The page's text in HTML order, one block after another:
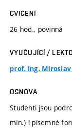
CVIČENÍ
26 hod., povinná
VYUČUJÍCÍ /
prof. Ing. Miroslav
OSNOVA
Studenti jsou
min.) i písemné